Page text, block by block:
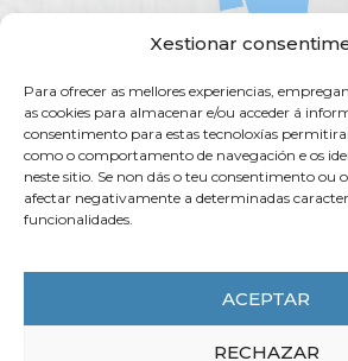
Xestionar
Para ofrecer as mellores experiencias,
as cookies para almacenar e/ou acceder á
consentimento para estas tecnoloxías
como o comportamento de navegación e os
neste sitio. Se non dás o teu consentimento ou
afectar negativamente a determinadas
funcionalidades.
ACEPTAR
RECHAZAR
ACERCA DA CEG ACTUALIDADE
TRANSPARENCIA
Rúa do Vilar, 54 - 15705
Santiago de Compostela
T. (+34) 981 555 888 F. (+34)